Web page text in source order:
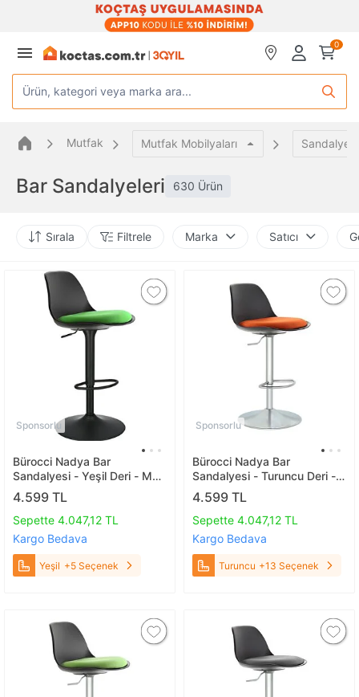
0
Ürün, kategori veya marka ara...
Mutfak Mutfak Mobilyaları Sandalye
Bar Sandalyeleri 630 Ürün
Sırala Filtrele Marka Satıcı
Sponsorlu
Bürocci Nadya Bar
Sandalyesi - Yeşil Deri - Mat
Siyah Ayaklı Yüksek Bar
Taburesi - 9537y0110 Yeşil
4.599 TL
Sepette 4.047,12 TL
Kargo Bedava
Yeşil +5 Seçenek
Sponsorlu
Bürocci Nadya Bar
Sandalyesi - Turuncu Deri -
Metal Ayaklı Bar Taburesi -
9537s0123 Turuncu
4.599 TL
Sepette 4.047,12 TL
Kargo Bedava
Turuncu +13 Seçenek